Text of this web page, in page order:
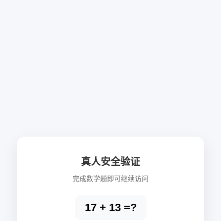
真人安全验证
完成数学题即可继续访问
17 + 13 =?